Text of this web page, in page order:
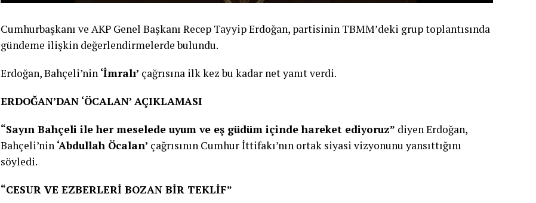
Cumhurbaşkanı ve AKP Genel Başkanı Recep Tayyip Erdoğan, partisinin TBMM’deki grup toplantısında
gündeme ilişkin değerlendirmelerde bulundu.
Erdoğan, Bahçeli’nin ‘İmralı’ çağrısına ilk kez bu kadar net yanıt verdi.
ERDOĞAN’DAN ‘ÖCALAN’ AÇIKLAMASI
“Sayın Bahçeli ile her meselede uyum ve eş güdüm içinde hareket ediyoruz” diyen Erdoğan,
Bahçeli’nin ‘Abdullah Öcalan’ çağrısının Cumhur İttifakı’nın ortak siyasi vizyonunu yansıttığını
söyledi.
“CESUR VE EZBERLERİ BOZAN BİR TEKLİF”